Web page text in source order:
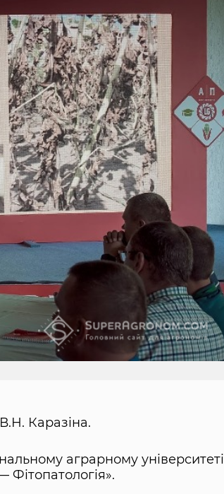
Каразіна.
аграрному університеті
Фітопатологія».